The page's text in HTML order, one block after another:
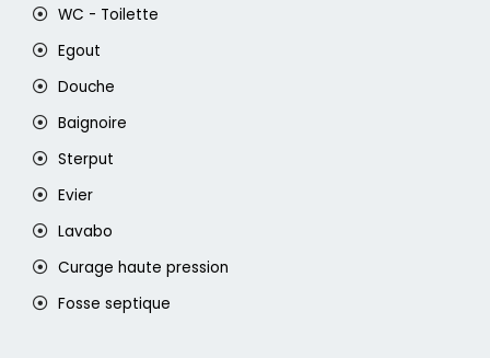
WC - Toilette
Egout
Douche
Baignoire
Sterput
Evier
Lavabo
Curage haute pression
Fosse septique